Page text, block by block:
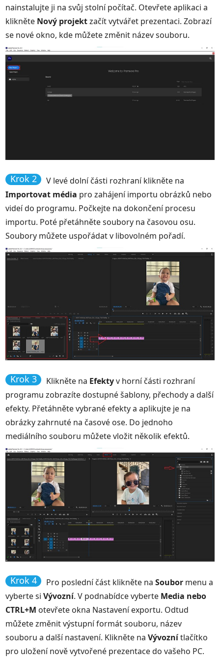
nainstalujte ji na svůj stolní počítač. Otevřete aplikaci a
klikněte Nový projektzačít vytvářet prezentaci. Zobrazí
se nové okno, kde můžete změnit název souboru.
Krok 2
V levé dolní části rozhraní klikněte na
Importovat média pro zahájení importu obrázků nebo
videí do programu. Počkejte na dokončení procesu
importu. Poté přetáhněte soubory na časovou osu.
Soubory můžete uspořádat v libovolném pořadí.
Krok 3 Klikněte na Efektyv horní části rozhraní
programu zobrazíte dostupné šablony, přechody a další
efekty. Přetáhněte vybrané efekty a aplikujte je na
obrázky zahrnuté na časové ose. Do jednoho
mediálního souboru můžete vložit několik efektů.
Krok 4 Pro poslední část klikněte naSoubor menu a
vyberte siVývozní. V podnabídce vyberte Media nebo
CTRL+M otevřete okna Nastavení exportu. Odtud
můžete změnit výstupní formát souboru, název
souboru a další nastavení. Klikněte naVývoznítlačítko
pro uložení nově vytvořené prezentace do vašeho PC.